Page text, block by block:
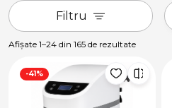
Filtru
Afișate 1–24 din 165 de rezultate
-41%